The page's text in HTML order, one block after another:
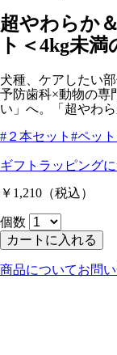
超やわらか
ト＜4kg未
犬種、ケアしたい
予防歯科×動物の専
い」へ。「超やわ
#２本セット #ペッ
ギフトラッピング
￥1,210 （税込）
個数
カートに入れる
商品についてお問